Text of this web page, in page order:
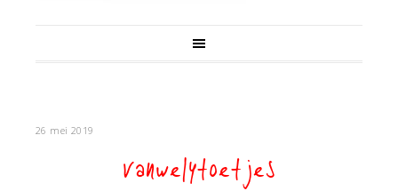
26 mei 2019
vanwelytoetjes